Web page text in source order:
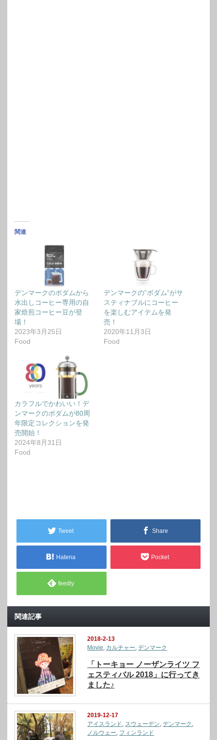
関連
デンマークのボダムから
水出しコーヒー専用の自
家焙煎コーヒー豆が登
場！
2023年3月25日
Food
デンマークの”ボダム”がサ
スティナブルにコーヒー
を楽しむアイテムを発
売！
2020年11月3日
Food
カラフルでかわいい！デ
ンマークのボダムが80周
年限定コレクションを発
売開始！
2024年8月31日
Food
Tweet Share
Hatena Pocket
feedly
関連記事
2018-2-13
Movie, カルチャー,デンマーク
「トーキョー ノーザンライツ フ
ェスティバル 2018」に行ってき
ました♪
2019-12-17
アイスランド
スウェーデン ,デンマーク
ノルウェー フィンランド